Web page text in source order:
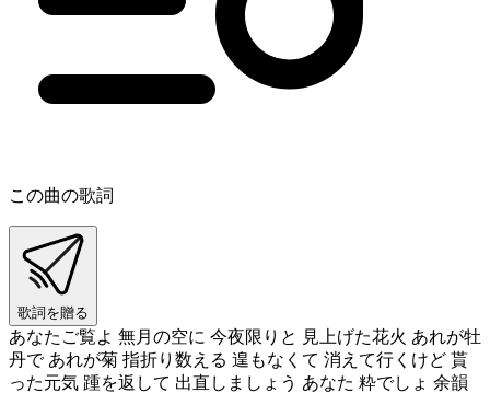
この曲の歌詞
歌詞を贈る
あなたご覧よ 無月の空に 今夜限りと 見上げた花火 あれが牡
丹で あれが菊 指折り数える 遑もなくて 消えて行くけど 貰
った元気 踵を返して 出直しましょう あなた 粋でしょ 余韻